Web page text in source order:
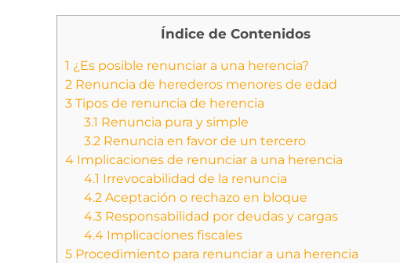
Índice de Contenidos
1 ¿Es posible renunciar a una herencia?
2 Renuncia de herederos menores de edad
3 Tipos de renuncia de herencia
3.1 Renuncia pura y simple
3.2 Renuncia en favor de un tercero
4 Implicaciones de renunciar a una herencia
4.1 Irrevocabilidad de la renuncia
4.2 Aceptación o rechazo en bloque
4.3 Responsabilidad por deudas y cargas
4.4 Implicaciones fiscales
5 Procedimiento para renunciar a una herencia